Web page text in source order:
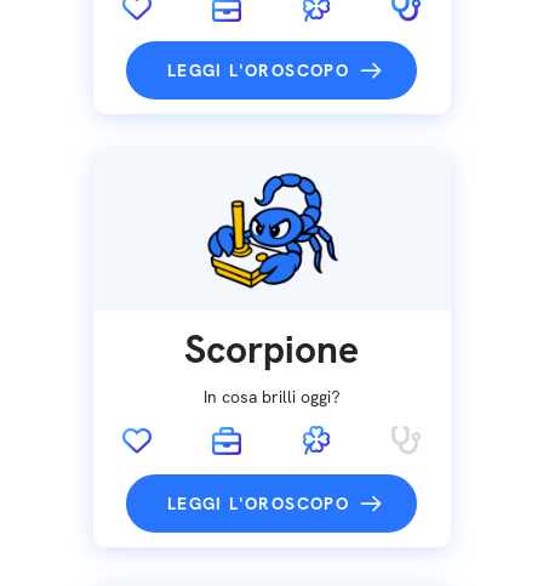
LEGGI L'OROSCOPO
Scorpione
In cosa brilli oggi?
LEGGI L'OROSCOPO